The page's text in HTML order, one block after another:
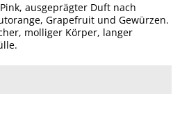
ausgeprägter Duft nach
Grapefruit und Gewürzen.
molliger Körper, langer